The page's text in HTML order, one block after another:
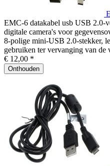
EMC-6 datakabel usb USB 2.0-
digitale camera's voor
8-polige mini-USB 2.0-stekker,
gebruiken ter vervanging van de
€ 12,00 *
Onthouden